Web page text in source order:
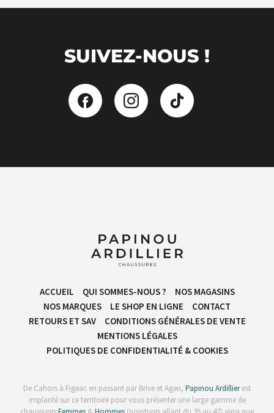
SUIVEZ-NOUS !
ACCUEIL QUI SOMMES-NOUS ?
NOS MAGASINS
NOS MARQUES
LE SHOP EN LIGNE
CONTACT
RETOURS ET SAV
CONDITIONS GÉNÉRALES DE VENTE​
MENTIONS LÉGALES
POLITIQUES DE CONFIDENTIALITÉ & COOKIES
De Cahors à Figeac en passant par Brive et Agen, Papinou Ardillierest
implanté sur ce territoire pour vous présenter une large gamme de